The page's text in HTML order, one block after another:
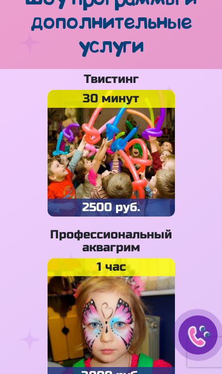
дополнительные
услуги
Твистинг
30 минут
2500 руб.
Профессиональный
аквагрим
1 час